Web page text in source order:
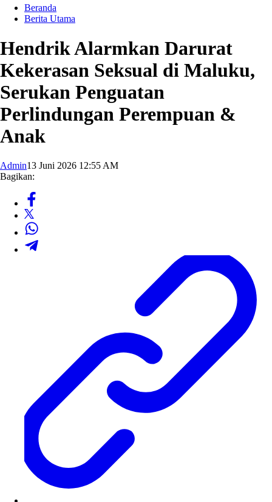
Beranda
Berita Utama
Hendrik Alarmkan Darurat
Kekerasan Seksual di Maluku,
Serukan Penguatan
Perlindungan Perempuan &
Anak
Admin13 Juni 2026 12:55 AM
Bagikan: